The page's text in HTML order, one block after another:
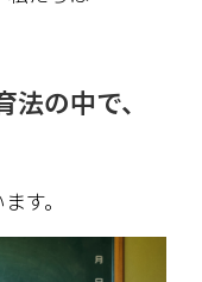
の中で、
す。